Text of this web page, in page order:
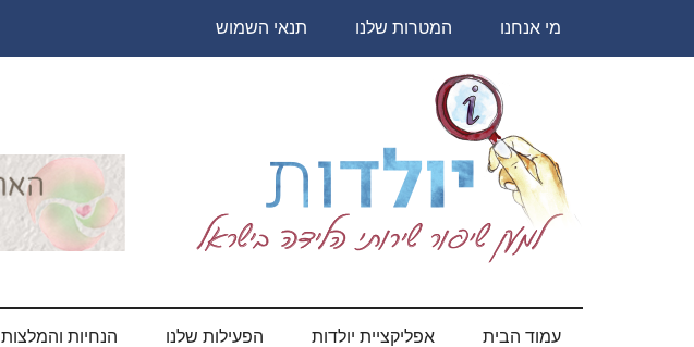
מי אנחנו המטרות שלנו תנאי השמוש
יולדות
עמוד הבית אפליקציית יולדות הפעילות שלנו הנחיות והמלצות